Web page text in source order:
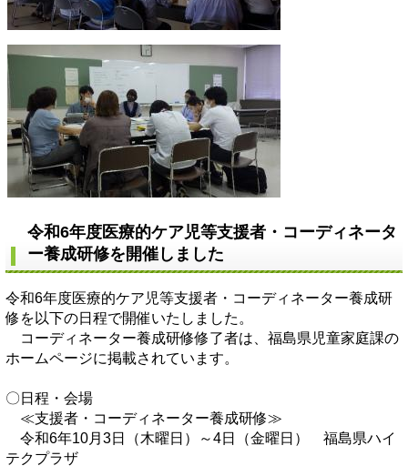
令和6年度医療的ケア児等支援者・コーディネータ
ー養成研修を開催しました
令和6年度医療的ケア児等支援者・コーディネーター養成研
修を以下の日程で開催いたしました。
コーディネーター養成研修修了者は、福島県児童家庭課の
ホームページに掲載されています。
〇日程・会場
≪支援者・コーディネーター養成研修≫
令和6年10月3日（木曜日）～4日（金曜日） 福島県ハイ
テクプラザ